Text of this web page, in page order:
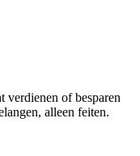
verdienen of besparen
alleen feiten.